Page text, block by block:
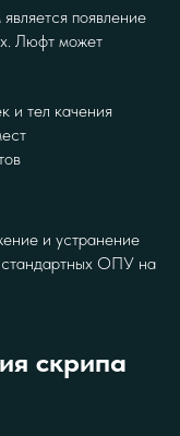
появление
Люфт может
и тел качения
и устранение
стандартных ОПУ на
скрипа